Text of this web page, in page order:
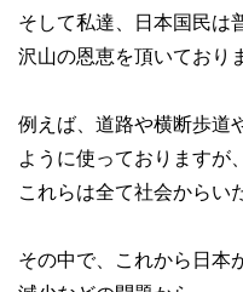
そして私達、日本国民は
沢山の恩恵を頂いており
例えば、道路や横断歩道
ように使っておりますが、
これらは全て社会からい
その中で、これから日本